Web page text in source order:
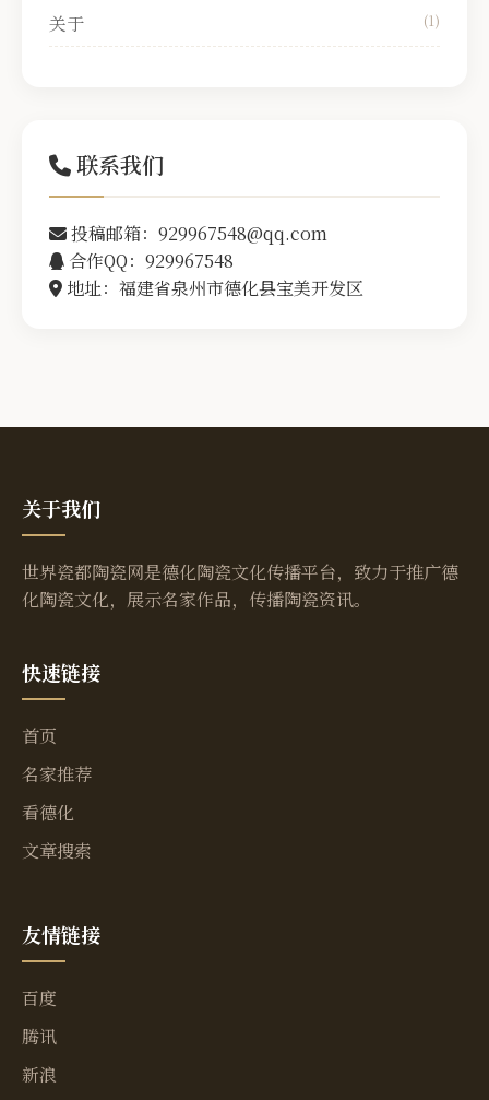
关于 (1)
联系我们
投稿邮箱：929967548@qq.com
合作QQ：929967548
地址：福建省泉州市德化县宝美开发区
关于我们
世界瓷都陶瓷网是德化陶瓷文化传播平台，致力于推广德
化陶瓷文化，展示名家作品，传播陶瓷资讯。
快速链接
首页
名家推荐
看德化
文章搜索
友情链接
百度
腾讯
新浪